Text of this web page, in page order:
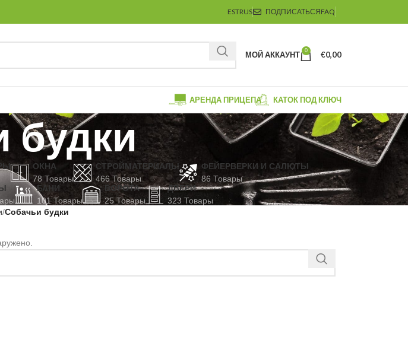
ESTRUS ПОДПИСАТЬСЯFAQ
МОЙ АККАУНТ 0 €0,00
АРЕНДА ПРИЦЕПА КАТОК ПОД КЛЮЧ
будки
ОКНА
78 Товары
СТРОЙМАТЕРИАЛЫ
466 Товары
ФЕЙЕРВЕРКИ И САЛЮТЫ
86 Товары
БАНИ
101 Товары
ВОРОТА
25 Товары
ДВЕРИ
323 Товары
Собачьи будки